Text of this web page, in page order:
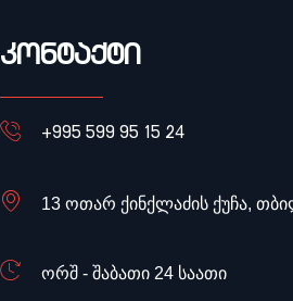
კონტაქტი
+995 599 95 15 24
13 ოთარ ქინქლაძის ქუჩა,
ორშ - შაბათი 24 საათი